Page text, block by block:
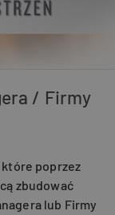
/ Firmy
poprzez
zbudować
lub Firmy